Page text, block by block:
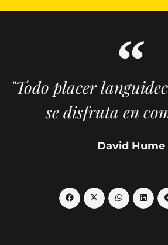
"Todo placer
se disfruta en
David Hume